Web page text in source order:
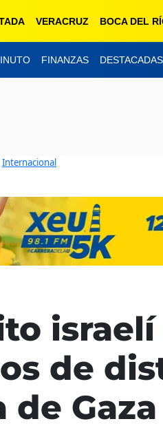
VERACRUZ BOCA DEL
FINANZAS DESTACADAS
Internacional
de
de Gaza